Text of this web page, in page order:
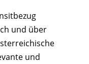
und über
und